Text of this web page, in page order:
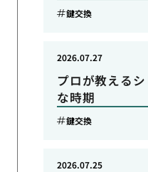
鍵交換
プロが教える
な時期
2026.07.27
鍵交換
2026.07.25